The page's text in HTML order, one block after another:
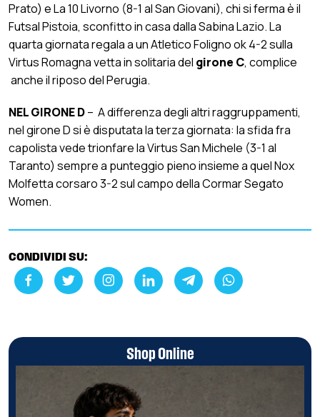
Prato) e La 10 Livorno (8-1 al San Giovani), chi si ferma è il
Futsal Pistoia, sconfitto in casa dalla Sabina Lazio. La
quarta giornata regala a un Atletico Foligno ok 4-2 sulla
Virtus Romagna vetta in solitaria del girone C, complice
anche il riposo del Perugia.
NEL GIRONE D– A differenza degli altri raggruppamenti,
nel girone D si è disputata la terza giornata: la sfida fra
capolista vede trionfare la Virtus San Michele (3-1 al
Taranto) sempre a punteggio pieno insieme a quel Nox
Molfetta corsaro 3-2 sul campo della Cormar Segato
Women.
CONDIVIDI SU:
Shop Online